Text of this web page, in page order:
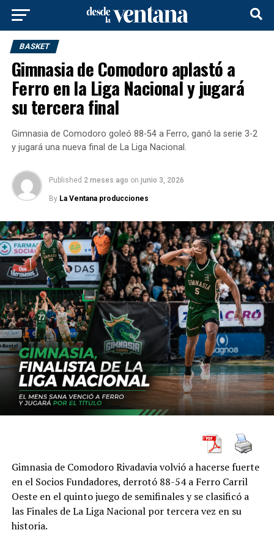
BASKET
Gimnasia de Comodoro aplastó a
Ferro en la Liga Nacional y jugará
su tercera final
Gimnasia de Comodoro goleó 88-54 a Ferro, ganó la serie 3-2
y jugará una nueva final de La Liga Nacional.
Published 2 meses ago on junio 3, 2026
By La Ventana producciones
Gimnasia de Comodoro Rivadavia volvió a hacerse fuerte
en el Socios Fundadores, derrotó 88-54 a Ferro Carril
Oeste en el quinto juego de semifinales y se clasificó a
las Finales de La Liga Nacional por tercera vez en su
historia.